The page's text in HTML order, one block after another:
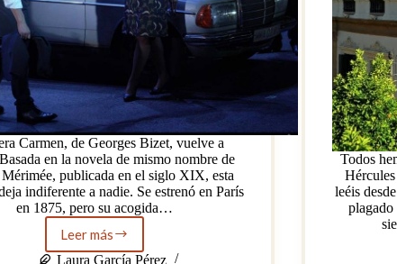
Carmen, de Georges Bizet, vuelve a
en la novela de mismo nombre de
Mérimée, publicada en el siglo XIX, esta
indiferente a nadie. Se estrenó en París
en 1875, pero su acogida…
Leer más«Carmen»
vuelve
Laura García Pérez
Todos
leéis
plagado